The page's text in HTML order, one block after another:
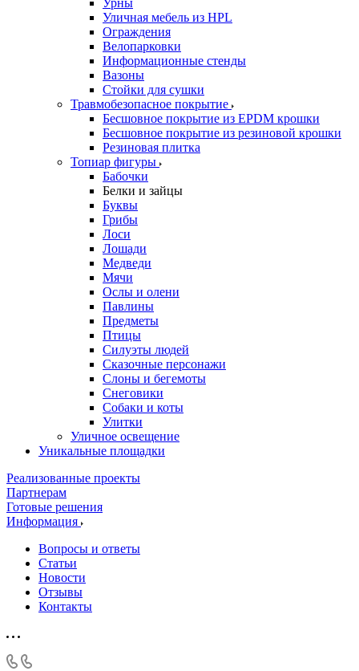
Урны
Уличная мебель из HPL
Ограждения
Велопарковки
Информационные стенды
Вазоны
Стойки для сушки
Травмобезопасное покрытие
Бесшовное покрытие из EPDM крошки
Бесшовное покрытие из резиновой крошки
Резиновая плитка
Топиар фигуры
Бабочки
Белки и зайцы
Буквы
Грибы
Лоси
Лошади
Медведи
Мячи
Ослы и олени
Павлины
Предметы
Птицы
Силуэты людей
Сказочные персонажи
Слоны и бегемоты
Снеговики
Собаки и коты
Улитки
Уличное освещение
Уникальные площадки
Реализованные проекты
Партнерам
Готовые решения
Информация
Вопросы и ответы
Статьи
Новости
Отзывы
Контакты